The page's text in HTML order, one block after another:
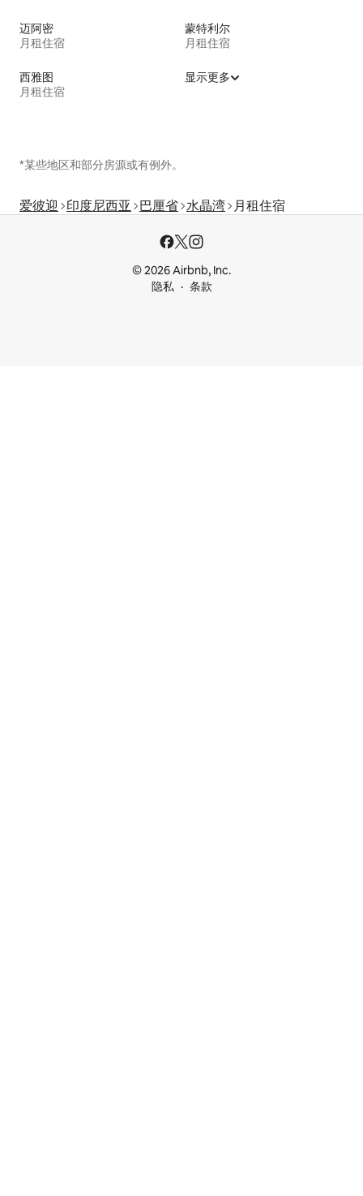
迈阿密
月租住宿
蒙特利尔
月租住宿
西雅图
月租住宿
显示更多
*某些地区和部分房源或有例外。
爱彼迎 印度尼西亚 巴厘省 水晶湾 月租住宿
© 2026 Airbnb, Inc.
隐私
条款